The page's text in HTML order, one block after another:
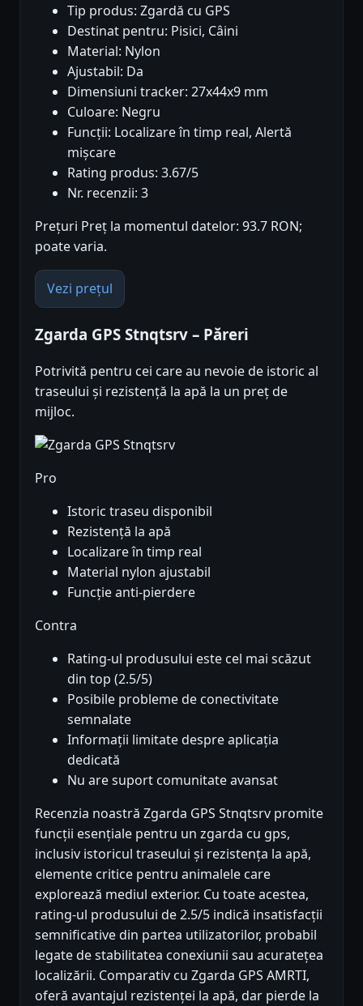
Tip produs: Zgardă cu GPS
Destinat pentru: Pisici, Câini
Material: Nylon
Ajustabil: Da
Dimensiuni tracker: 27x44x9 mm
Culoare: Negru
Funcții: Localizare în timp real, Alertă
mișcare
Rating produs: 3.67/5
Nr. recenzii: 3
Prețuri Preț la momentul datelor: 93.7 RON;
poate varia.
Vezi prețul
Zgarda GPS Stnqtsrv – Păreri
Potrivită pentru cei care au nevoie de istoric al
traseului și rezistență la apă la un preț de
mijloc.
Pro
Istoric traseu disponibil
Rezistență la apă
Localizare în timp real
Material nylon ajustabil
Funcție anti-pierdere
Contra
Rating-ul produsului este cel mai scăzut
din top (2.5/5)
Posibile probleme de conectivitate
semnalate
Informații limitate despre aplicația
dedicată
Nu are suport comunitate avansat
Recenzia noastră Zgarda GPS Stnqtsrv promite
funcții esențiale pentru un zgarda cu gps,
inclusiv istoricul traseului și rezistența la apă,
elemente critice pentru animalele care
explorează mediul exterior. Cu toate acestea,
rating-ul produsului de 2.5/5 indică insatisfacții
semnificative din partea utilizatorilor, probabil
legate de stabilitatea conexiunii sau acuratețea
localizării. Comparativ cu Zgarda GPS AMRTI,
oferă avantajul rezistenței la apă, dar pierde la